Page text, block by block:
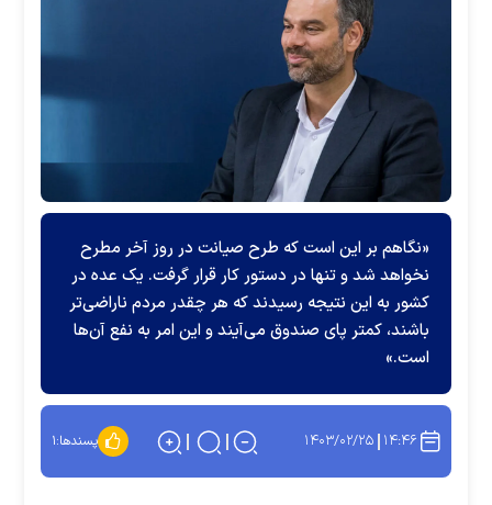
«نگاهم بر این است که طرح صیانت در روز آخر مطرح
نخواهد شد و تنها در دستور کار قرار گرفت. یک عده در
کشور به این نتیجه رسیدند که هر چقدر مردم ناراضی‌تر
باشند، کمتر پای صندوق می‌آیند و این امر به نفع آن‌ها
است.»
۱۴:۴۶ ۱۴۰۳/۰۲/۲۵ پسندها:۱